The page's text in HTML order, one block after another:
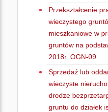
Przekształcenie
wieczystego
mieszkaniowe w
gruntów na
2018r. OGN-09.
Sprzedaż lub
wieczyste
drodze
gruntu do działek